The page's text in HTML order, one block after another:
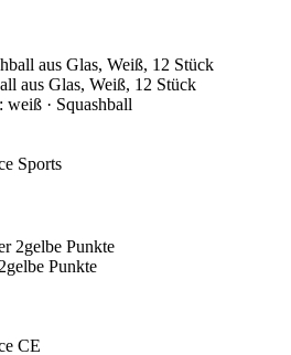
aus Glas, Weiß, 12 Stück
weiß · Squashball
Punkte